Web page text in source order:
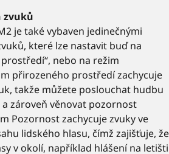
zvuků
je také vybaven jedinečnými
které lze nastavit buď na
nebo na režim
přirozeného prostředí zachycuje
takže můžete poslouchat hudbu
zároveň věnovat pozornost
Pozornost zachycuje zvuky ve
lidského hlasu, čímž zajišťuje, že
v okolí, například hlášení na letišti